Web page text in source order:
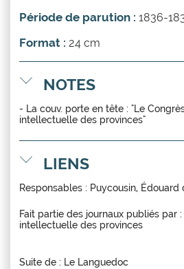
Période de parution : 1836-
Format : 24 cm
NOTES
- La couv. porte en tête : "Le
intellectuelle des provinces"
LIENS
Responsables : Puycousin, Édouard
Fait partie des journaux publiés par :
intellectuelle des provinces
Suite de : Le Languedoc